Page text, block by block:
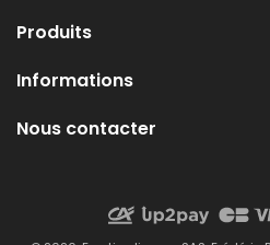
Produits
Informations
Nous contacter